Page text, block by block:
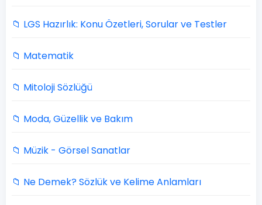
📁 LGS Hazırlık: Konu Özetleri, Sorular ve Testler
📁 Matematik
📁 Mitoloji Sözlüğü
📁 Moda, Güzellik ve Bakım
📁 Müzik - Görsel Sanatlar
📁 Ne Demek? Sözlük ve Kelime Anlamları